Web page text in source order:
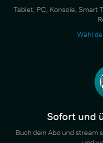
Tablet, PC, Konsole, Smart
Wähl
Sofort und
Buch dein Abo und stream